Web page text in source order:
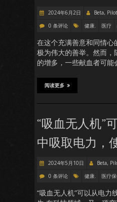
2024年6月2日 Beta, Pilot
0 条评论
健康. 医疗
在这个充满善意和同情
极为伟大的善举。然而，
的增多，一些献血者可能
阅读更多
“吸血无人机”
中吸取电力，
2024年5月10日 Beta,
0 条评论
健康. 医疗
“吸血无人机”可以从电力